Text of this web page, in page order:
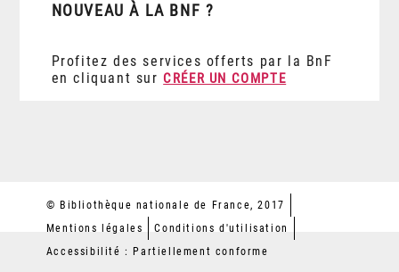
NOUVEAU À LA BNF ?
Profitez des services offerts par la BnF
en cliquant sur CRÉER UN COMPTE
© Bibliothèque nationale de France, 2017
Mentions légales
Conditions d'utilisation
Accessibilité : Partiellement conforme